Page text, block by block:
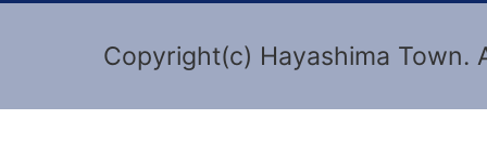
Copyright(c) Hayashima Town.